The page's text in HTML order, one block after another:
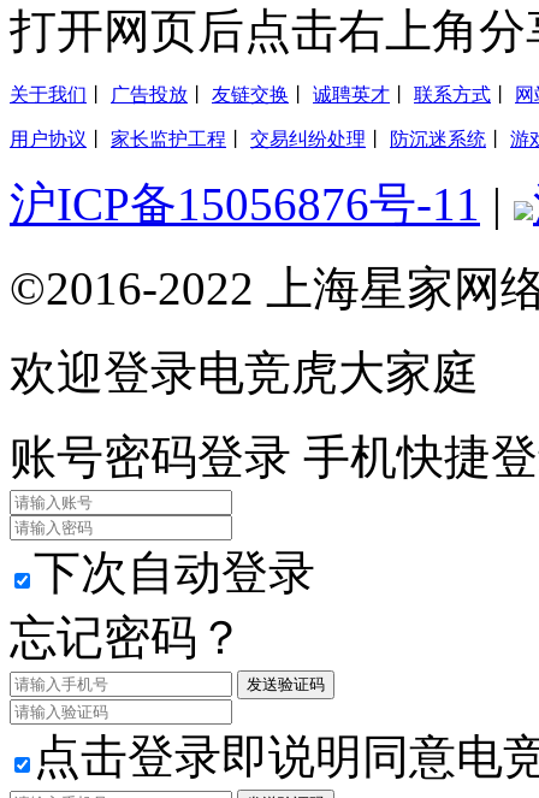
打开网页后点击右上角分
关于我们 广告投放 友链交换 诚聘英才 联系方式
用户协议 家长监护工程 交易纠纷处理 防沉迷系统 游
沪ICP备15056876号-11 |
©2016-2022 上海星家网
欢迎登录电竞虎大家庭
账号密码登录 手机快捷
下次自动登录
忘记密码？
发送验证码
点击登录即说明同意电